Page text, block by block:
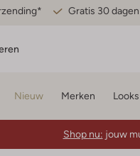
Gratis 30
Nieuw Merken
Shop nu: jouw